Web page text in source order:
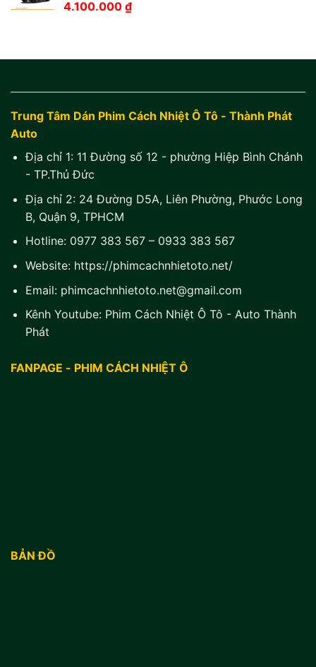
4.100.000 ₫
Trung Tâm Dán Phim Cách Nhiệt Ô Tô - Thành Phát
Auto
Địa chỉ 1: 11 Đường số 12 - phường Hiệp Bình Chánh
- TP.Thủ Đức
Địa chỉ 2: 24 Đường D5A, Liên Phường, Phước Long
B, Quận 9, TPHCM
Hotline: 0977 383 567– 0933 383 567
Website: https://phimcachnhietoto.net/
Email: phimcachnhietoto.net@gmail.com
Kênh Youtube: Phim Cách Nhiệt Ô Tô - Auto Thành
Phát
FANPAGE - PHIM CÁCH NHIỆT Ô
BẢN ĐỒ